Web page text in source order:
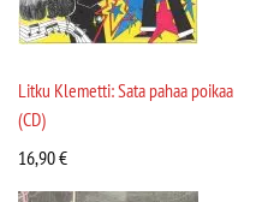
Litku Klemetti: Sata pahaa poikaa
(CD)
16,90€